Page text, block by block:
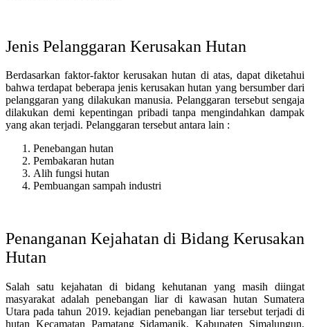
Jenis Pelanggaran Kerusakan Hutan
Berdasarkan faktor-faktor kerusakan hutan di atas, dapat diketahui
bahwa terdapat beberapa jenis kerusakan hutan yang bersumber dari
pelanggaran yang dilakukan manusia. Pelanggaran tersebut sengaja
dilakukan demi kepentingan pribadi tanpa mengindahkan dampak
yang akan terjadi. Pelanggaran tersebut antara lain :
Penebangan hutan
Pembakaran hutan
Alih fungsi hutan
Pembuangan sampah industri
Penanganan Kejahatan di Bidang Kerusakan
Hutan
Salah satu kejahatan di bidang kehutanan yang masih diingat
masyarakat adalah penebangan liar di kawasan hutan Sumatera
Utara pada tahun 2019. kejadian penebangan liar tersebut terjadi di
hutan Kecamatan Pamatang Sidamanik, Kabupaten Simalungun,